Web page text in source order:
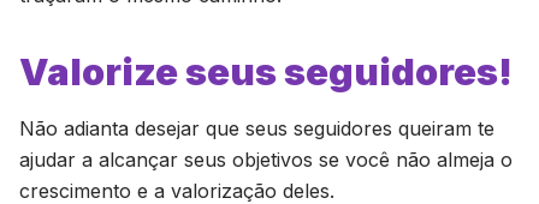
Valorize seus seguidores!
Não adianta desejar que seus seguidores queiram te
ajudar a alcançar seus objetivos se você não almeja o
crescimento e a valorização deles.